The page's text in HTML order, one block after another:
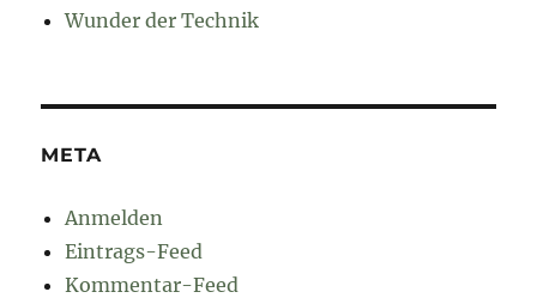
Wunder der Technik
META
Anmelden
Eintrags-Feed
Kommentar-Feed